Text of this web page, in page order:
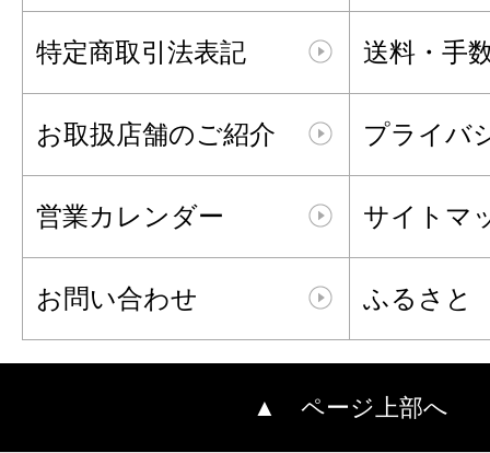
特定商取引法表記 送料・手
お取扱店舗のご紹介 プライバ
営業カレンダー サイトマ
お問い合わせ ふるさと
▲ ページ上部へ